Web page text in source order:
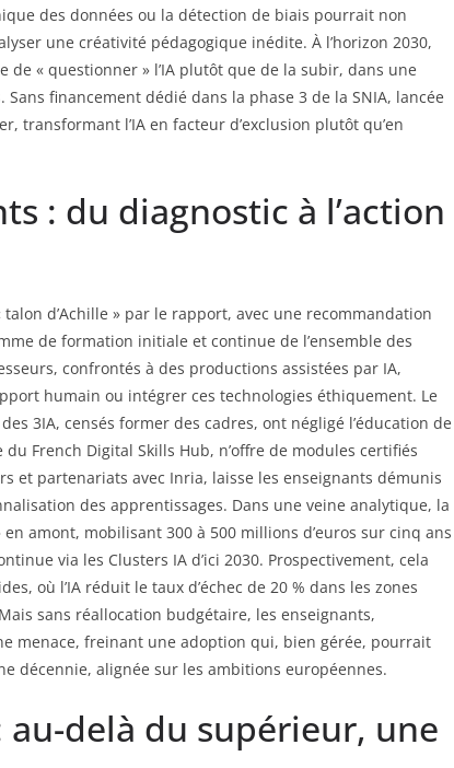
des données ou la détection de biais pourrait non
une créativité pédagogique inédite. À l’horizon 2030,
« questionner » l’IA plutôt que de la subir, dans une
financement dédié dans la phase 3 de la SNIA, lancée
transformant l’IA en facteur d’exclusion plutôt qu’en
: du diagnostic à l’action
d’Achille » par le rapport, avec une recommandation
de formation initiale et continue de l’ensemble des
confrontés à des productions assistées par IA,
humain ou intégrer ces technologies éthiquement. Le
3IA, censés former des cadres, ont négligé l’éducation de
French Digital Skills Hub, n’offre de modules certifiés
et partenariats avec Inria, laisse les enseignants démunis
des apprentissages. Dans une veine analytique, la
amont, mobilisant 300 à 500 millions d’euros sur cinq ans
via les Clusters IA d’ici 2030. Prospectivement, cela
où l’IA réduit le taux d’échec de 20 % dans les zones
sans réallocation budgétaire, les enseignants,
menace, freinant une adoption qui, bien gérée, pourrait
décennie, alignée sur les ambitions européennes.
au-delà du supérieur, une